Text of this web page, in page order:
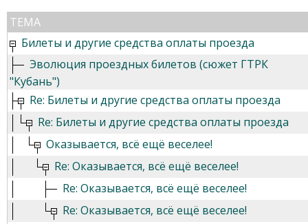
ТЕМА
Билеты и другие средства оплаты проезда
Эволюция проездных билетов (сюжет ГТРК
"Кубань")
Re: Билеты и другие средства оплаты проезда
Re: Билеты и другие средства оплаты проезда
Оказывается, всё ещё веселее!
Re: Оказывается, всё ещё веселее!
Re: Оказывается, всё ещё веселее!
Re: Оказывается, всё ещё веселее!